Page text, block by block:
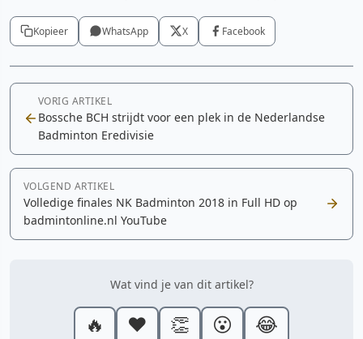
Kopieer WhatsApp X Facebook
VORIG ARTIKEL
Bossche BCH strijdt voor een plek in de Nederlandse
Badminton Eredivisie
VOLGEND ARTIKEL
Volledige finales NK Badminton 2018 in Full HD op
badmintonline.nl YouTube
Wat vind je van dit artikel?
🔥 ❤️ 👏 😮 😂